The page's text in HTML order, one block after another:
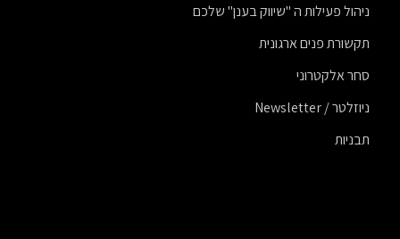
ניהול פעילות ה "שיווק בענן" שלכם
תקשורת פנים ארגונית
סחר אלקטרוני
ניוזלטר / Newsletter
תבניות